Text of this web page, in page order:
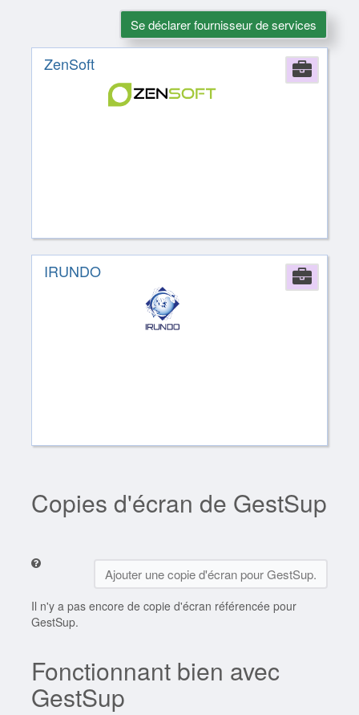
Se déclarer fournisseur de services
ZenSoft
IRUNDO
Copies d'écran de GestSup
Ajouter une copie d'écran pour GestSup.
Il n'y a pas encore de copie d'écran référencée pour
GestSup.
Fonctionnant bien avec
GestSup